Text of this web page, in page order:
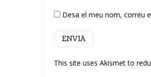
Desa el meu nom, correu
This site uses Akismet to